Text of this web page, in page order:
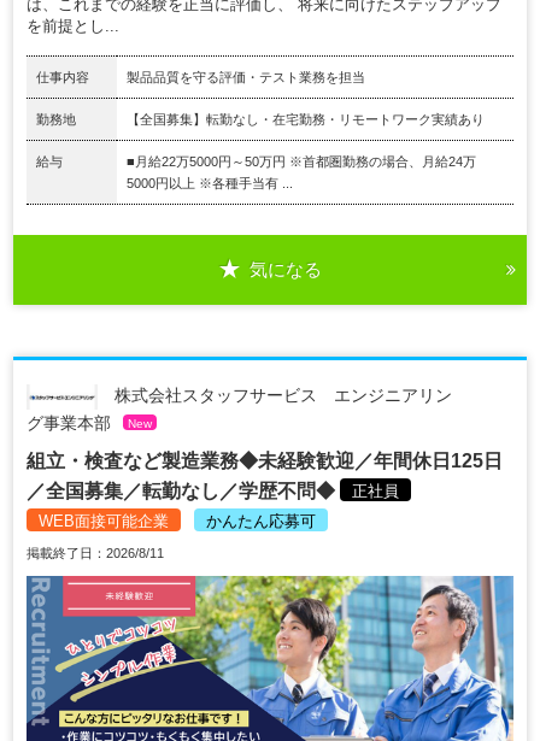
は、これまでの経験を正当に評価し、 将来に向けたステップアップ
を前提とし...
仕事内容 製品品質を守る評価・テスト業務を担当
勤務地 【全国募集】転勤なし・在宅勤務・リモートワーク実績あり
給与
■月給22万5000円～50万円 ※首都圏勤務の場合、月給24万
5000円以上 ※各種手当有 ...
気になる
株式会社スタッフサービス エンジニアリン
グ事業本部
New
組立・検査など製造業務◆未経験歓迎／年間休日125日
／全国募集／転勤なし／学歴不問◆
正社員
WEB面接可能企業
かんたん応募可
掲載終了日：2026/8/11